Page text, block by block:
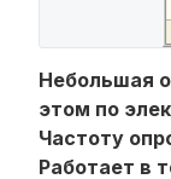
Небольшая
этом по
Частоту
Работает в